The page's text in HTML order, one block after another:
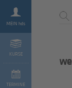
MEIN hds
KURSE
TERMINE